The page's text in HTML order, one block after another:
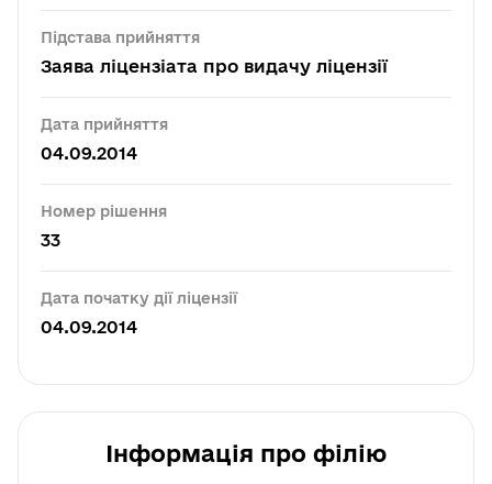
Підстава прийняття
Заява ліцензіата про видачу ліцензії
Дата прийняття
04.09.2014
Номер рішення
33
Дата початку дії ліцензії
04.09.2014
Інформація про філію